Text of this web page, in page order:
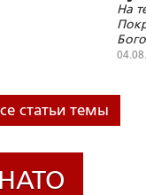
На
статьи темы
НАТО